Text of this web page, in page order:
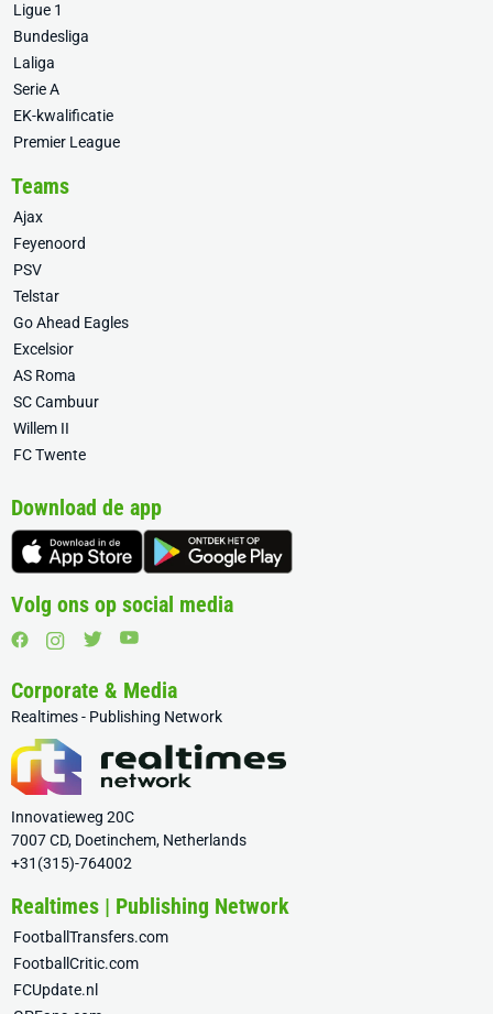
Ligue 1
Bundesliga
Laliga
Serie A
EK-kwalificatie
Premier League
Teams
Ajax
Feyenoord
PSV
Telstar
Go Ahead Eagles
Excelsior
AS Roma
SC Cambuur
Willem II
FC Twente
Download de app
Volg ons op social media
Corporate & Media
Realtimes - Publishing Network
Innovatieweg 20C
7007 CD, Doetinchem, Netherlands
+31(315)-764002
Realtimes | Publishing Network
FootballTransfers.com
FootballCritic.com
FCUpdate.nl